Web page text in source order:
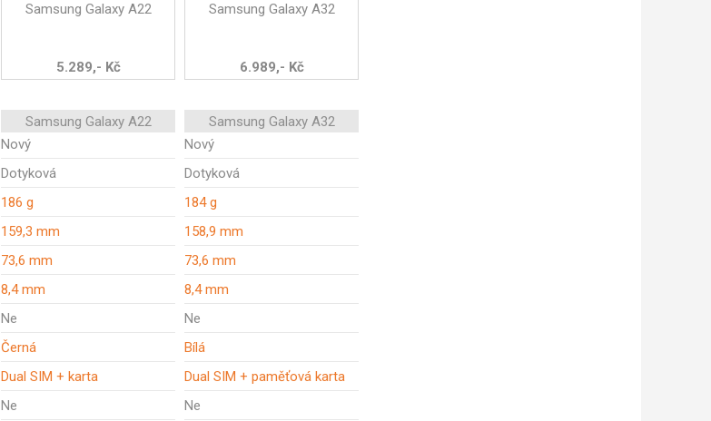
Samsung Galaxy A22
5.289,- Kč
Samsung Galaxy A32
6.989,- Kč
Samsung Galaxy A22
Samsung Galaxy A32
Nový
Nový
Dotyková
Dotyková
186 g
184 g
159,3 mm
158,9 mm
73,6 mm
73,6 mm
8,4 mm
8,4 mm
Ne
Ne
Černá
Bílá
Dual SIM + karta
Dual SIM + paměťová karta
Ne Ne